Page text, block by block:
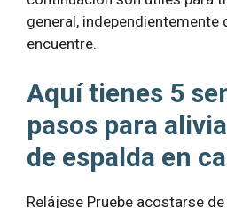
general, independientemente
encuentre.
Aquí tienes 5
pasos para
de espalda en
Relájese Pruebe acostarse